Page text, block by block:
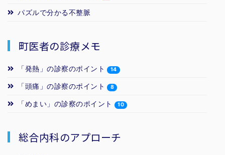
パズルで分かる不整脈
町医者の診療メモ
「発熱」の診察のポイント 14
「頭痛」の診察のポイント 8
「めまい」の診察のポイント 10
総合内科のアプローチ